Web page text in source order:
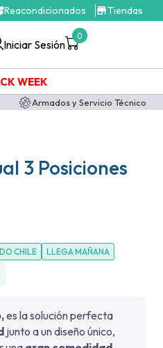
Reacondicionados Tiendas
Iniciar Sesión
0
WEEK
Armados y Servicio Técnico
3 Posiciones
CHILE LLEGA MAÑANA
es la solución perfecta
junto a un diseño único,